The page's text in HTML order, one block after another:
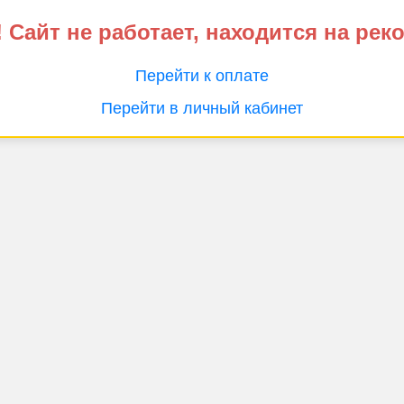
не работает, находится на
Перейти к оплате
Перейти в личный кабинет